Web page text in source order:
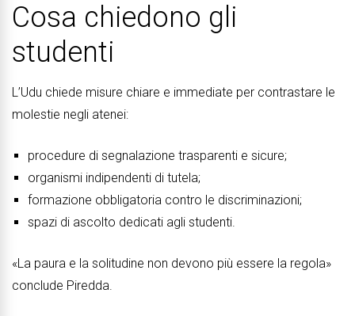
Cosa chiedono gli
studenti
L’Udu chiede misure chiare e immediate per contrastare le
molestie negli atenei:
procedure di segnalazione trasparenti e sicure;
organismi indipendenti di tutela;
formazione obbligatoria contro le discriminazioni;
spazi di ascolto dedicati agli studenti.
«La paura e la solitudine non devono più essere la regola»
conclude Piredda.